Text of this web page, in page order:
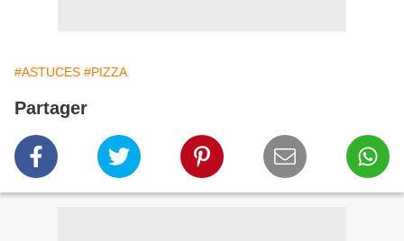
#ASTUCES #PIZZA
Partager